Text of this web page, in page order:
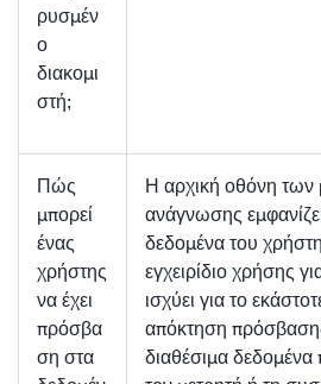
ρυσμέν
ο
διακομι
στή;
Πώς
μπορεί
ένας
χρήστης
να έχει
πρόσβα
ση στα
Η αρχική οθόνη
ανάγνωσης
δεδομένα του
εγχειρίδιο χρήσης
ισχύει για το
απόκτηση
διαθέσιμα